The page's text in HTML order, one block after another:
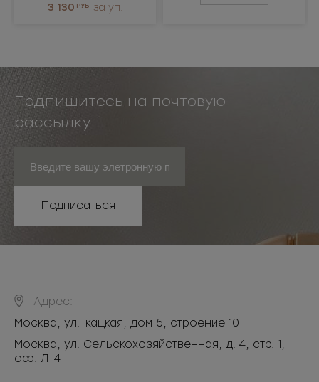
3 130 РУБ за уп.
Подпишитесь на почтовую
рассылку
Подписаться
Адрес:
Москва, ул.Ткацкая, дом 5, строение 10
Москва, ул. Сельскохозяйственная, д. 4, стр. 1,
оф. Л-4